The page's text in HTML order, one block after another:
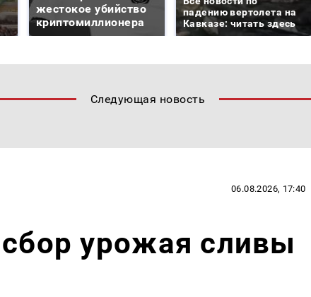
жестокое убийство
криптомиллионера
падению вертолета на
Кавказе: читать здесь
Следующая новость
06.08.2026, 17:40
урожая сливы